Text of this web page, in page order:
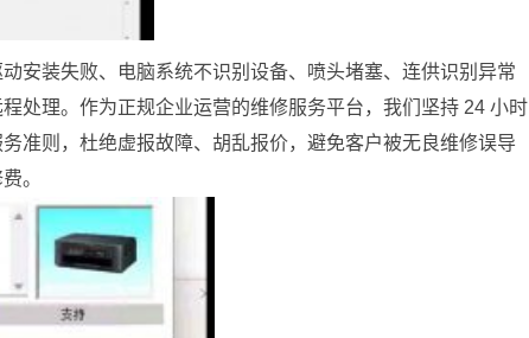
安装失败、电脑系统不识别设备、喷头堵塞、连供识别异常
处理。作为正规企业运营的维修服务平台，我们坚持 24 小时
准则，杜绝虚报故障、胡乱报价，避免客户被无良维修误导
。